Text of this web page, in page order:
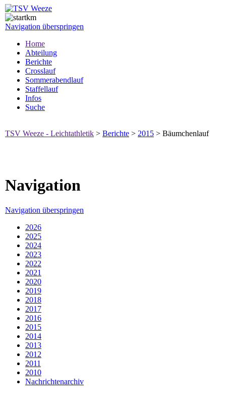
Navigation überspringen
Home
Abteilung
Berichte
Crosslauf
Sommerabendlauf
Staffellauf
Infos
Suche
TSV Weeze - Leichtathletik > Berichte > 2015 > Bäumchenlauf
Navigation
Navigation überspringen
2026
2025
2024
2023
2022
2021
2020
2019
2018
2017
2016
2015
2014
2013
2012
2011
2010
Nachrichtenarchiv